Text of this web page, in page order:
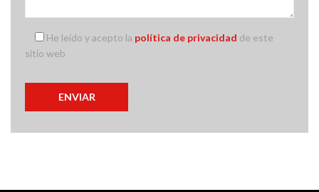
He leído y acepto la política de privacidad de este
sitio web